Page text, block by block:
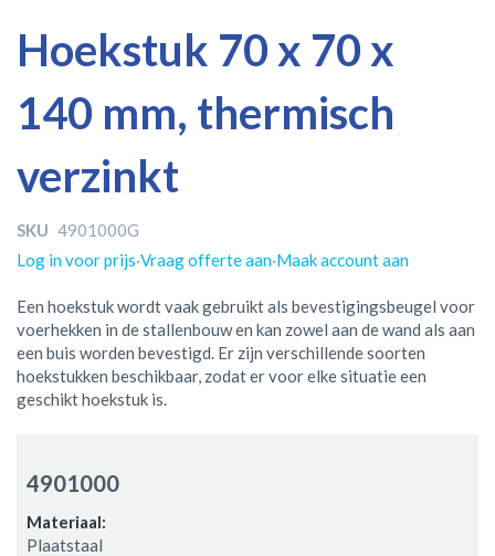
Hoekstuk 70 x 70 x
140 mm, thermisch
verzinkt
SKU 4901000G
Log in voor prijs·Vraag offerte aan·Maak account aan
Een hoekstuk wordt vaak gebruikt als bevestigingsbeugel voor
voerhekken in de stallenbouw en kan zowel aan de wand als aan
een buis worden bevestigd. Er zijn verschillende soorten
hoekstukken beschikbaar, zodat er voor elke situatie een
geschikt hoekstuk is.
naar
einde
van
afbeeldingen-
gallerij
naar
begin
van
afbeeldingen-
gallerij
4901000
Plaatstaal